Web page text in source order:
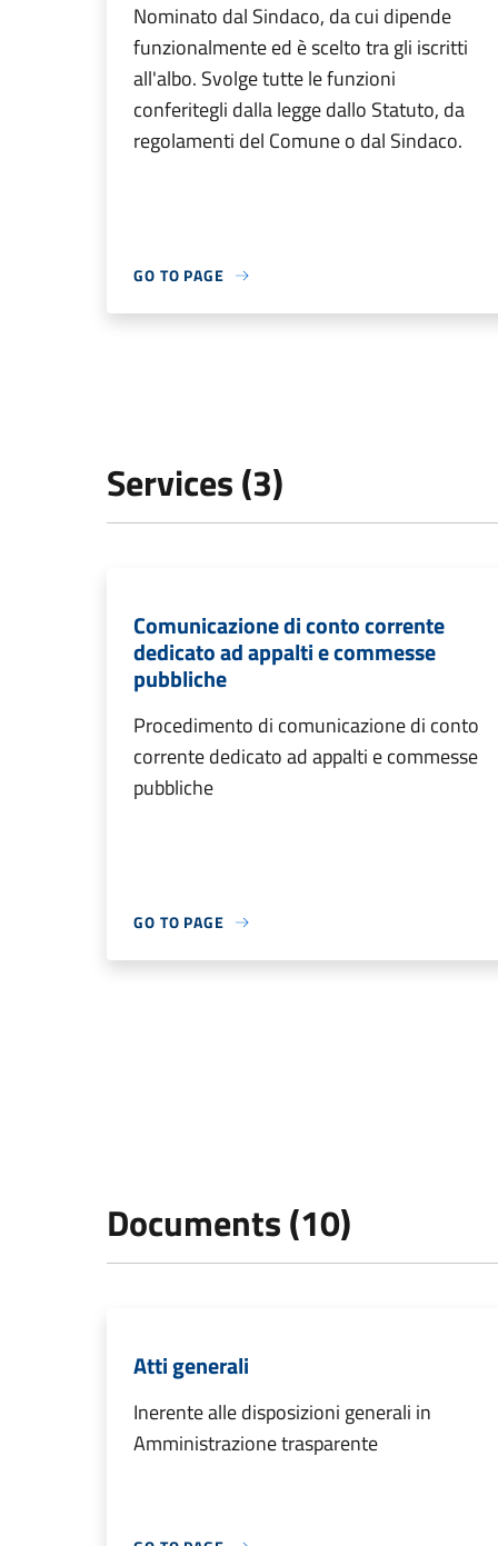
Nominato dal Sindaco, da cui dipende
funzionalmente ed è scelto tra gli iscritti
all'albo. Svolge tutte le funzioni
conferitegli dalla legge dallo Statuto, da
regolamenti del Comune o dal Sindaco.
GO TO PAGE
Services (3)
Comunicazione di conto corrente
dedicato ad appalti e commesse
pubbliche
Procedimento di comunicazione di conto
corrente dedicato ad appalti e commesse
pubbliche
GO TO PAGE
Documents (10)
Atti generali
Inerente alle disposizioni generali in
Amministrazione trasparente